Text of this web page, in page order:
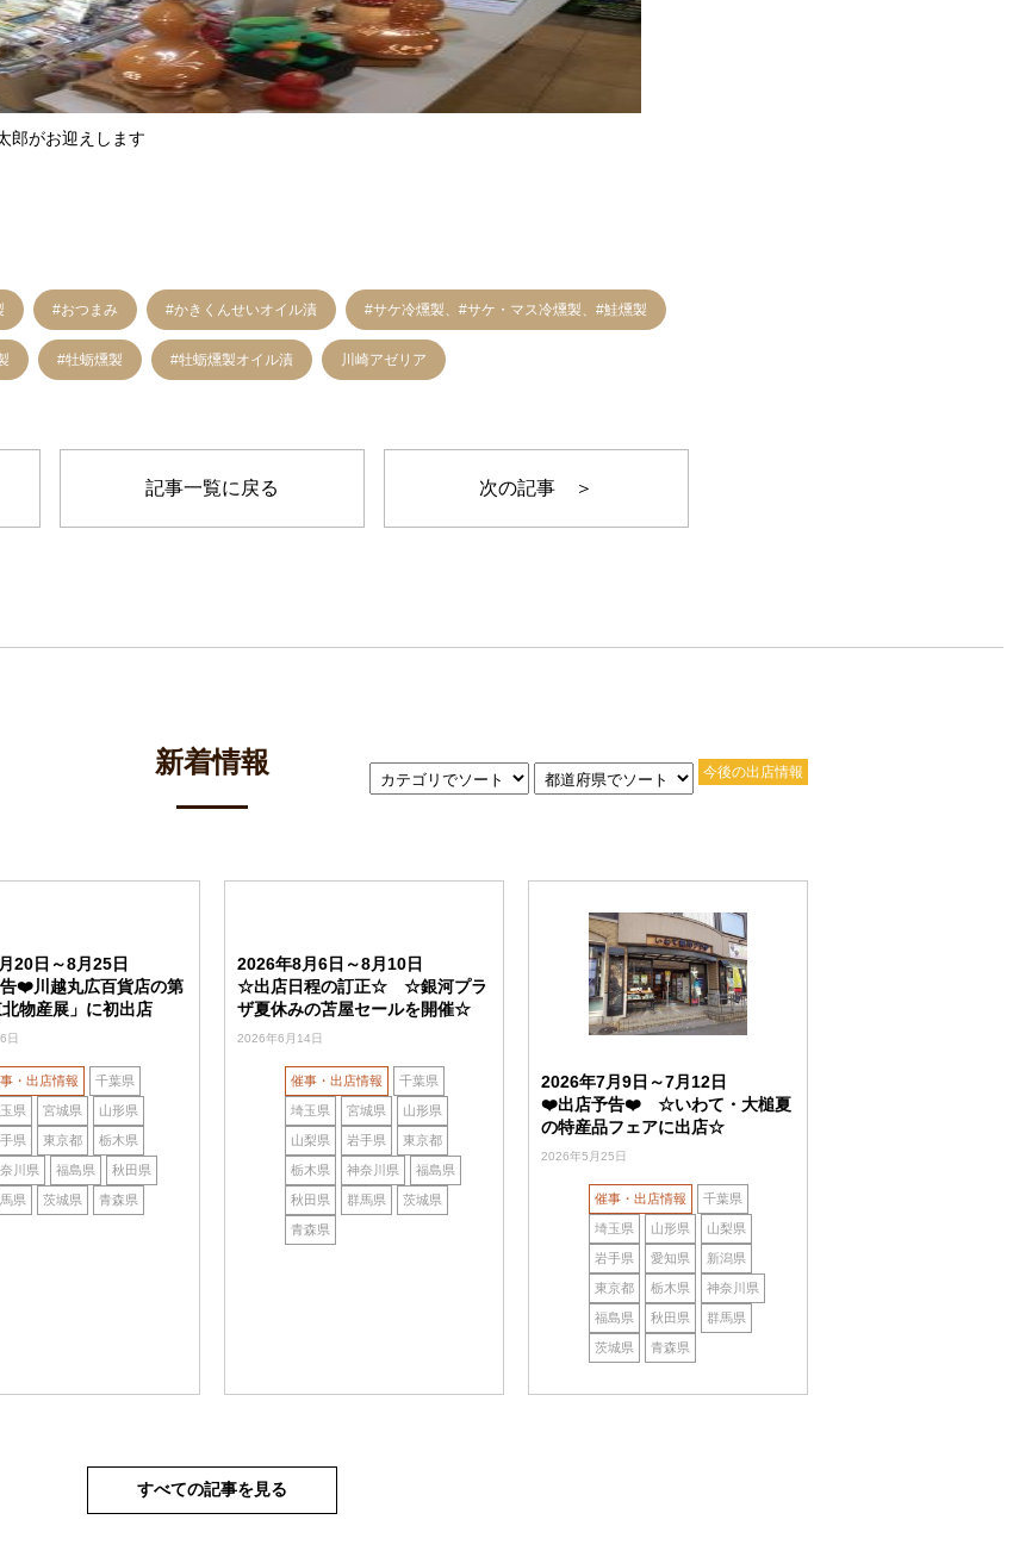
郎がお迎えします
#おつまみ #かきくんせいオイル漬 #サケ冷燻製、#サケ・マス冷燻製、#鮭燻製
#牡蛎燻製 #牡蛎燻製オイル漬 川崎アゼリア
記事一覧に戻る 次の記事 ＞
新着情報 今後の出店情報
20日～8月25日
❤️川越丸広百貨店の第
物産展」に初出店
日
・出店情報 千葉県
県 宮城県 山形県
県 東京都 栃木県
川県 福島県 秋田県
県 茨城県 青森県
2026年8月6日～8月10日
☆出店日程の訂正☆ ☆銀河プラ
ザ夏休みの苫屋セールを開催☆
2026年6月14日
催事・出店情報 千葉県
埼玉県 宮城県 山形県
山梨県 岩手県 東京都
栃木県 神奈川県 福島県
秋田県 群馬県 茨城県
青森県
2026年7月9日～7月12日
❤️出店予告❤️ ☆いわて・大槌夏
の特産品フェアに出店☆
2026年5月25日
催事・出店情報 千葉県
埼玉県 山形県 山梨県
岩手県 愛知県 新潟県
東京都 栃木県 神奈川県
福島県 秋田県 群馬県
茨城県 青森県
すべての記事を見る